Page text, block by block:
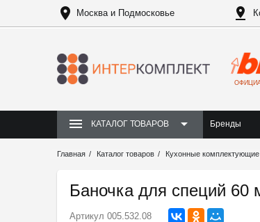
Москва и Подмосковье
КАТАЛОГ ТОВАРОВ Бренды
Главная Каталог товаров Кухонные комплектующие
Баночка для специй 60
Артикул 005.532.08